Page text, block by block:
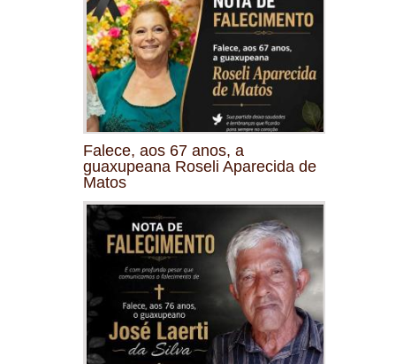
Falece, aos 67 anos, a
guaxupeana Roseli Aparecida de
Matos